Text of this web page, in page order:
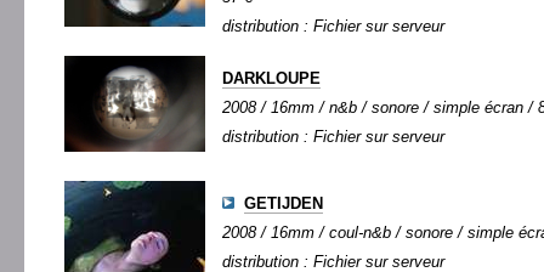
distribution : Fichier sur serveur
DARKLOUPE
2008 / 16mm / n&b / sonore / simple écran /
distribution : Fichier sur serveur
GETIJDEN
2008 / 16mm / coul-n&b / sonore / simple
distribution : Fichier sur serveur